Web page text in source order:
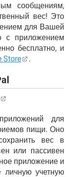
сообщениям,
вес! Это
для Вашей
с приложением
бесплатно, и
Store .
для
пищи. Оно
вес в
или пассивен
приложение и
личную учетную